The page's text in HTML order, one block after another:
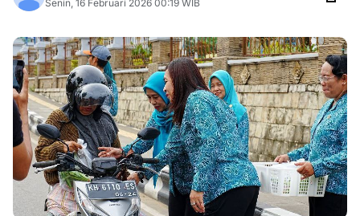
Senin, 16 Februari 2026 00:19 WIB